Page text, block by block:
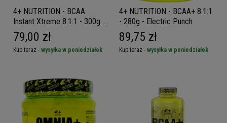
4+ NUTRITION - BCAA
Instant Xtreme 8:1:1 - 300g -
Fresh Mint
79,00 zł
Kup teraz - wysyłka w poniedziałek
4+ NUTRITION - BCAA+ 8:1:1
- 280g - Electric Punch
89,75 zł
Kup teraz - wysyłka w poniedziałek